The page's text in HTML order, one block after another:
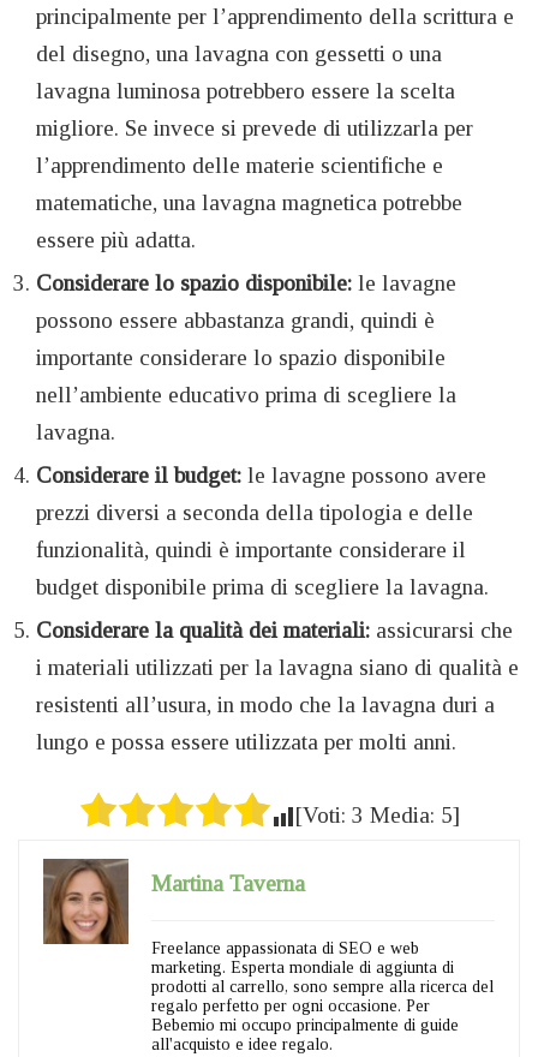
principalmente per l’apprendimento della scrittura e
del disegno, una lavagna con gessetti o una
lavagna luminosa potrebbero essere la scelta
migliore. Se invece si prevede di utilizzarla per
l’apprendimento delle materie scientifiche e
matematiche, una lavagna magnetica potrebbe
essere più adatta.
Considerare lo spazio disponibile: le lavagne
possono essere abbastanza grandi, quindi è
importante considerare lo spazio disponibile
nell’ambiente educativo prima di scegliere la
lavagna.
Considerare il budget: le lavagne possono avere
prezzi diversi a seconda della tipologia e delle
funzionalità, quindi è importante considerare il
budget disponibile prima di scegliere la lavagna.
Considerare la qualità dei materiali: assicurarsi che
i materiali utilizzati per la lavagna siano di qualità e
resistenti all’usura, in modo che la lavagna duri a
lungo e possa essere utilizzata per molti anni.
[Voti: 3 Media: 5]
Martina Taverna
Freelance appassionata di SEO e web
marketing. Esperta mondiale di aggiunta di
prodotti al carrello, sono sempre alla ricerca del
regalo perfetto per ogni occasione. Per
Bebemio mi occupo principalmente di guide
all'acquisto e idee regalo.